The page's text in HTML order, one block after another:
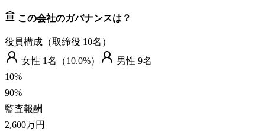
この会社のガバナンスは？
役員構成（取締役 10名）
女性 1名（10.0%） 男性 9名
10%
90%
監査報酬
2,600万円